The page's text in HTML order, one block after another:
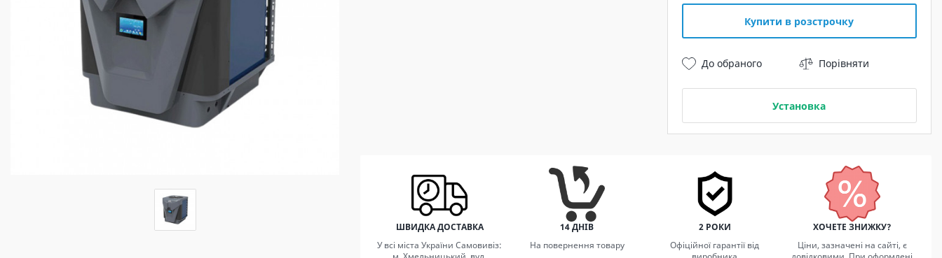
Купити в розстрочку
До обраного Порівняти
Установка
ШВИДКА ДОСТАВКА
У всі міста України Самовивіз:
14 ДНІВ
На повернення товару
2 РОКИ
Офіційної гарантії від
ХОЧЕТЕ ЗНИЖКУ?
Ціни, зазначені на сайті, є